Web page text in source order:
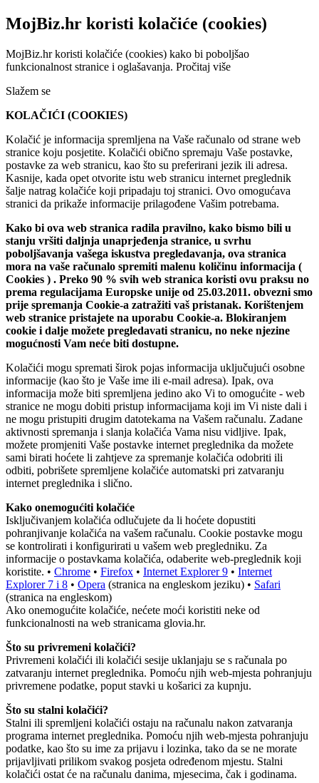
MojBiz.hr koristi kolačiće (cookies)
MojBiz.hr koristi kolačiće (cookies) kako bi poboljšao
funkcionalnost stranice i oglašavanja. Pročitaj više
Slažem se
KOLAČIĆI (COOKIES)
Kolačić je informacija spremljena na Vaše računalo od strane web
stranice koju posjetite. Kolačići obično spremaju Vaše postavke,
postavke za web stranicu, kao što su preferirani jezik ili adresa.
Kasnije, kada opet otvorite istu web stranicu internet preglednik
šalje natrag kolačiće koji pripadaju toj stranici. Ovo omogućava
stranici da prikaže informacije prilagođene Vašim potrebama.
Kako bi ova web stranica radila pravilno, kako bismo bili u
stanju vršiti daljnja unaprjeđenja stranice, u svrhu
poboljšavanja vašega iskustva pregledavanja, ova stranica
mora na vaše računalo spremiti malenu količinu informacija (
Cookies ) . Preko 90 % svih web stranica koristi ovu praksu no
prema regulacijama Europske unije od 25.03.2011. obvezni smo
prije spremanja Cookie-a zatražiti vaš pristanak. Korištenjem
web stranice pristajete na uporabu Cookie-a. Blokiranjem
cookie i dalje možete pregledavati stranicu, no neke njezine
mogućnosti Vam neće biti dostupne.
Kolačići mogu spremati širok pojas informacija uključujući osobne
informacije (kao što je Vaše ime ili e-mail adresa). Ipak, ova
informacija može biti spremljena jedino ako Vi to omogućite - web
stranice ne mogu dobiti pristup informacijama koji im Vi niste dali i
ne mogu pristupiti drugim datotekama na Vašem računalu. Zadane
aktivnosti spremanja i slanja kolačića Vama nisu vidljive. Ipak,
možete promjeniti Vaše postavke internet preglednika da možete
sami birati hoćete li zahtjeve za spremanje kolačića odobriti ili
odbiti, pobrišete spremljene kolačiće automatski pri zatvaranju
internet preglednika i slično.
Kako onemogućiti kolačiće
Isključivanjem kolačića odlučujete da li hoćete dopustiti
pohranjivanje kolačića na vašem računalu. Cookie postavke mogu
se kontrolirati i konfigurirati u vašem web pregledniku. Za
informacije o postavkama kolačića, odaberite web-preglednik koji
koristite. • Chrome • Firefox • Internet Explorer 9 • Internet
Explorer 7 i 8 • Opera (stranica na engleskom jeziku) • Safari
(stranica na engleskom)
Ako onemogućite kolačiće, nećete moći koristiti neke od
funkcionalnosti na web stranicama glovia.hr.
Što su privremeni kolačići?
Privremeni kolačići ili kolačići sesije uklanjaju se s računala po
zatvaranju internet preglednika. Pomoću njih web-mjesta pohranjuju
privremene podatke, poput stavki u košarici za kupnju.
Što su stalni kolačići?
Stalni ili spremljeni kolačići ostaju na računalu nakon zatvaranja
programa internet preglednika. Pomoću njih web-mjesta pohranjuju
podatke, kao što su ime za prijavu i lozinka, tako da se ne morate
prijavljivati prilikom svakog posjeta određenom mjestu. Stalni
kolačići ostat će na računalu danima, mjesecima, čak i godinama.